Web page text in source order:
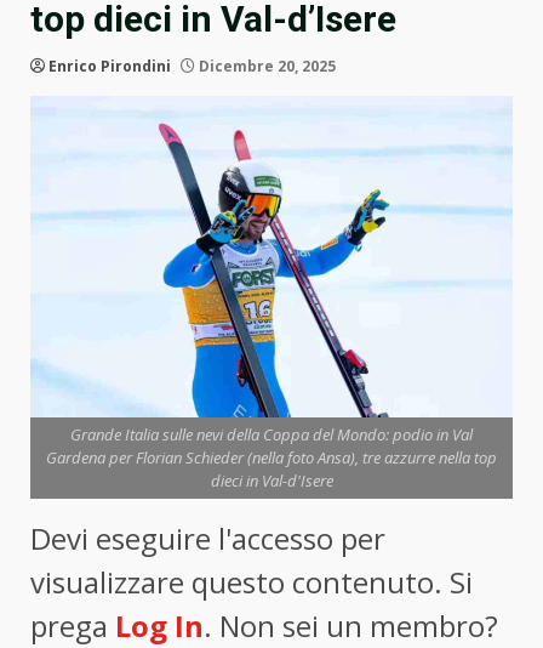
top dieci in Val-d’Isere
Enrico Pirondini Dicembre 20, 2025
Grande Italia sulle nevi della Coppa del Mondo: podio in Val
Gardena per Florian Schieder (nella foto Ansa), tre azzurre nella top
dieci in Val-d'Isere
Devi eseguire l'accesso per
visualizzare questo contenuto. Si
prega Log In. Non sei un membro?